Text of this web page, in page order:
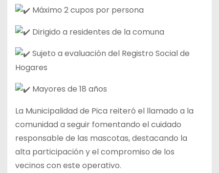
Máximo 2 cupos por persona
Dirigido a residentes de la comuna
Sujeto a evaluación del Registro Social de
Hogares
Mayores de 18 años
La Municipalidad de Pica reiteró el llamado a la
comunidad a seguir fomentando el cuidado
responsable de las mascotas, destacando la
alta participación y el compromiso de los
vecinos con este operativo.